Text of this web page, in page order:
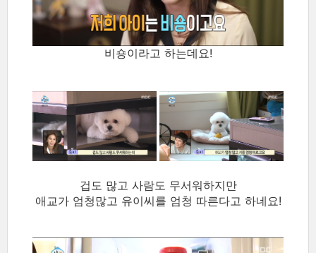
비숑이라고 하는데요!
겁도 많고 사람도 무서워하지만
애교가 엄청많고 유이씨를 엄청 따른다고 하네요!